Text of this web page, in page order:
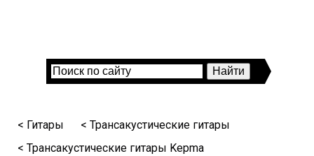
< Гитары
< Трансакустические гитары
< Трансакустические гитары Kepma